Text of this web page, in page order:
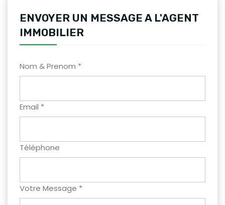
ENVOYER UN MESSAGE A L'AGENT
IMMOBILIER
Nom & Prenom *
Email *
Téléphone
Votre Message *